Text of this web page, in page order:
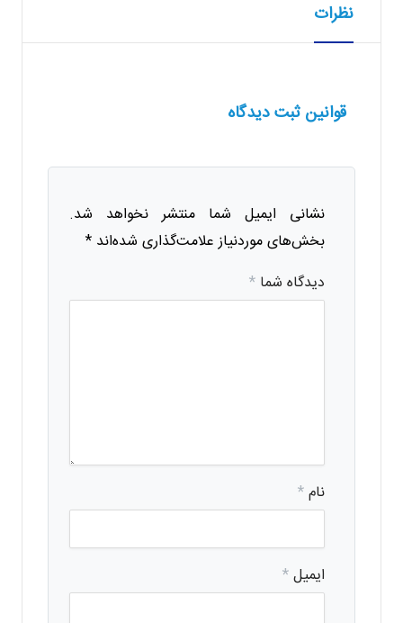
نظرات
قوانین ثبت دیدگاه
نشانی ایمیل شما منتشر نخواهد شد.
بخش‌های موردنیاز علامت‌گذاری شده‌اند *
دیدگاه شما *
نام*
ایمیل*